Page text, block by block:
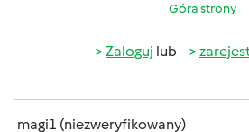
Góra strony
Zaloguj lub
magi1 (niezweryfikowany)